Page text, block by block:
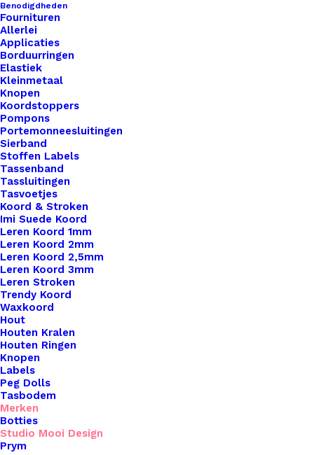
Benodigdheden
Fournituren
Allerlei
Applicaties
Borduurringen
Elastiek
Kleinmetaal
Knopen
Koordstoppers
Pompons
Portemonneesluitingen
Sierband
Stoffen Labels
Tassenband
Tassluitingen
Tasvoetjes
Koord & Stroken
Imi Suede Koord
Leren Koord 1mm
Leren Koord 2mm
Leren Koord 2,5mm
Leren Koord 3mm
Leren Stroken
Trendy Koord
Waxkoord
Hout
Houten Kralen
Houten Ringen
Knopen
Labels
Peg Dolls
Tasbodem
Merken
Botties
Studio Mooi Design
Prym
Raamhanger Lila Pasen
€5,95